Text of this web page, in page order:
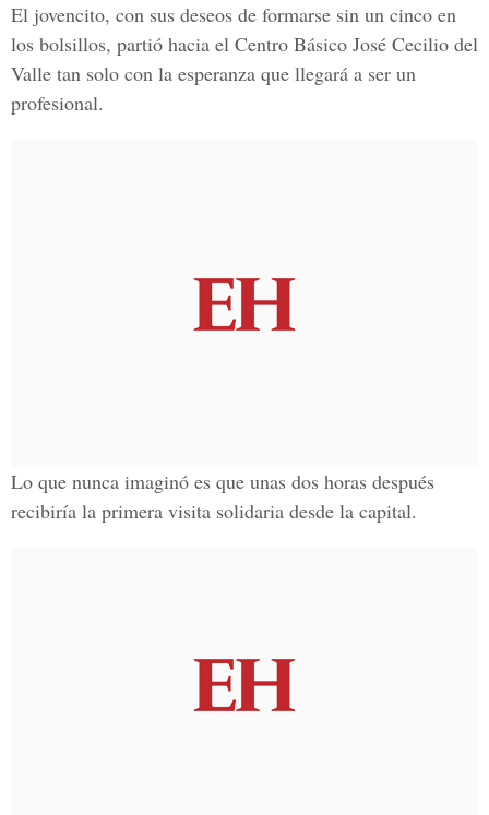
El jovencito, con sus deseos de formarse sin un cinco en
los bolsillos, partió hacia el Centro Básico José Cecilio del
Valle tan solo con la esperanza que llegará a ser un
profesional.
Lo que nunca imaginó es que unas dos horas después
recibiría la primera visita solidaria desde la capital.